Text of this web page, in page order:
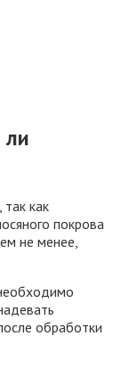
ли
как
покрова
не менее,
обработки